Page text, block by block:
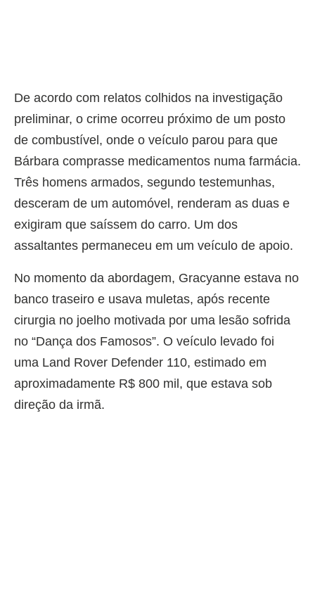
De acordo com relatos colhidos na investigação
preliminar, o crime ocorreu próximo de um posto
de combustível, onde o veículo parou para que
Bárbara comprasse medicamentos numa farmácia.
Três homens armados, segundo testemunhas,
desceram de um automóvel, renderam as duas e
exigiram que saíssem do carro. Um dos
assaltantes permaneceu em um veículo de apoio.
No momento da abordagem, Gracyanne estava no
banco traseiro e usava muletas, após recente
cirurgia no joelho motivada por uma lesão sofrida
no “Dança dos Famosos”. O veículo levado foi
uma Land Rover Defender 110, estimado em
aproximadamente R$ 800 mil, que estava sob
direção da irmã.